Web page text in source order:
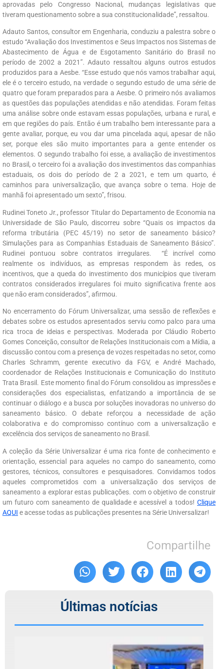
aprovadas pelo Congresso Nacional, mudanças legislativas que
tiveram questionamento sobre a sua constitucionalidade”, ressaltou.
Adauto Santos, consultor em Engenharia, conduziu a palestra sobre o
estudo “Avaliação dos Investimentos e Seus Impactos nos Sistemas de
Abastecimento de Água e de Esgotamento Sanitário do Brasil no
período de 2002 a 2021”. Adauto ressaltou alguns outros estudos
produzidos para a Aesbe. “Esse estudo que nós vamos trabalhar aqui,
ele é o terceiro estudo, na verdade o segundo estudo de uma série de
quatro que foram preparados para a Aesbe. O primeiro nós avaliamos
as questões das populações atendidas e não atendidas. Foram feitas
uma análise sobre onde estavam essas populações, urbana e rural, e
em que regiões do país. Então é um trabalho bem interessante para a
gente avaliar, porque, eu vou dar uma pincelada aqui, apesar de não
ser, porque eles são muito importantes para a gente entender os
elementos. O segundo trabalho foi esse, a avaliação de investimentos
no Brasil, o terceiro foi a avaliação dos investimentos das companhias
estaduais, os dois do período de 2 a 2021, e tem um quarto, é
caminhos para universalização, que avança sobre o tema. Hoje de
manhã foi apresentado um sexto”, frisou.
Rudinei Toneto Jr., professor Titular do Departamento de Economia na
Universidade de São Paulo, discorreu sobre “Quais os impactos da
reforma tributária (PEC 45/19) no setor de saneamento básico?
Simulações para as Companhias Estaduais de Saneamento Básico”.
Rudinei pontuou sobre contratos irregulares. “É incrível como
realmente os indivíduos, as empresas respondem às redes, os
incentivos, que a queda do investimento dos municípios que tiveram
contratos considerados irregulares foi muito significativa frente aos
que não eram considerados”, afirmou.
No encerramento do Fórum Universalizar, uma sessão de reflexões e
debates sobre os estudos apresentados serviu como palco para uma
rica troca de ideias e perspectivas. Moderada por Cláudio Roberto
Gomes Conceição, consultor de Relações Institucionais com a Mídia, a
discussão contou com a presença de vozes respeitadas no setor, como
Charles Schramm, gerente executivo da FGV, e André Machado,
coordenador de Relações Institucionais e Comunicação do Instituto
Trata Brasil. Este momento final do Fórum consolidou as impressões e
considerações dos especialistas, enfatizando a importância de se
continuar o diálogo e a busca por soluções inovadoras no universo do
saneamento básico. O debate reforçou a necessidade de ação
colaborativa e do compromisso contínuo com a universalização e
excelência dos serviços de saneamento no Brasil.
A coleção da Série Universalizar é uma rica fonte de conhecimento e
orientação, essencial para aqueles no campo do saneamento, como
gestores, técnicos, consultores e pesquisadores. Convidamos todos
aqueles comprometidos com a universalização dos serviços de
saneamento a explorar estas publicações. com o objetivo de construir
um futuro com saneamento de qualidade e acessível a todos! Clique
AQUI e acesse todas as publicações presentes na Série Universalizar!
Compartilhe
Últimas notícias